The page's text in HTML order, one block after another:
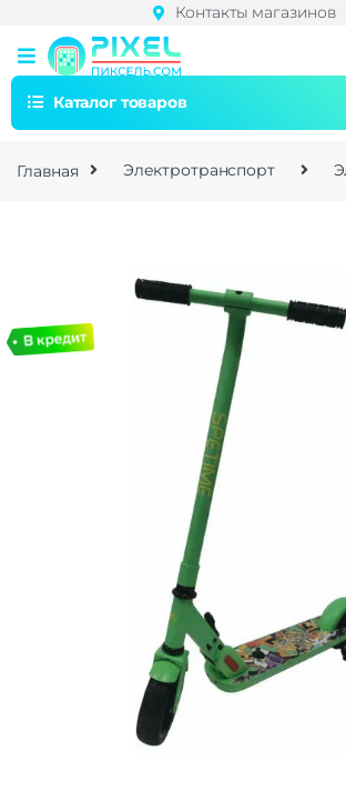
Контакты магазинов
Каталог товаров
Главная Электротранспорт